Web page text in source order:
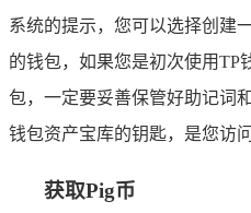
系统的提示，您可以选择创建
的钱包，如果您是初次使用TP
包，一定要妥善保管好助记词
钱包资产宝库的钥匙，是您访
获取Pig币